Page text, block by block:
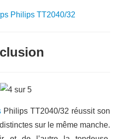
Philips TT2040/32 réussit son
sur le même manche.